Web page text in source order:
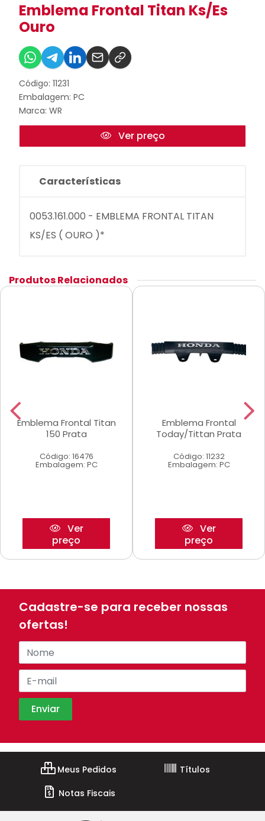
Emblema Frontal Titan Ks/Es
Ouro
Código: 11231
Embalagem: PC
Marca: WR
Ver preço
Características
0053.161.000 - EMBLEMA FRONTAL TITAN
KS/ES ( OURO )*
Produtos Relacionados
Emblema Frontal Titan
150 Prata
Código: 16476
Embalagem: PC
Ver
preço
Emblema Frontal
Today/Tittan Prata
Código: 11232
Embalagem: PC
Ver
preço
Cadastre-se para receber nossas
ofertas!
Meus Pedidos
Títulos
Notas Fiscais